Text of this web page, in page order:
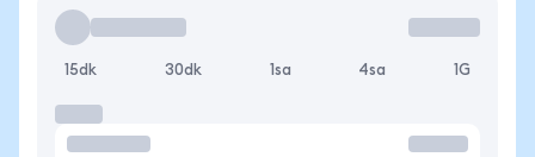
15dk 30dk 1sa 4sa 1G